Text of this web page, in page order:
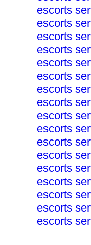
escorts
escorts
escorts
escorts
escorts
escorts
escorts
escorts
escorts
escorts
escorts
escorts
escorts
escorts
escorts
escorts
escorts